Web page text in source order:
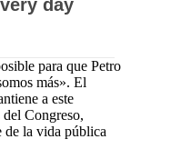
para que Petro
más». El
a este
del Congreso,
de la vida pública